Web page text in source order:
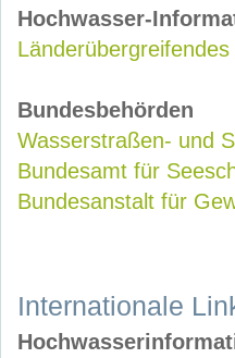
Hochwasser-
Bundesbehörden
Wasserstraßen- und
Bundesamt für
Bundesanstalt für
Internationale